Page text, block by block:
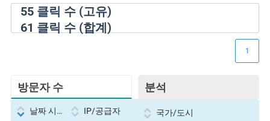
55클릭 수 (고유)
61 클릭 수 (합계)
방문자 수 분석
1
날짜 시간 IP/공급자 국가/도시